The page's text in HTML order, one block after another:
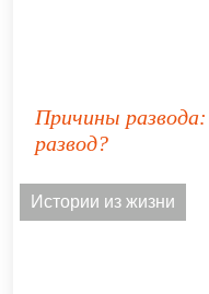
Причины
развод?
Истории из жизни